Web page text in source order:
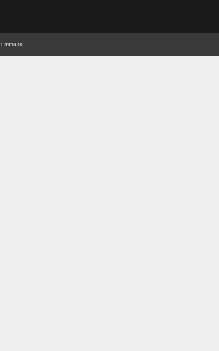
↑ mma.re